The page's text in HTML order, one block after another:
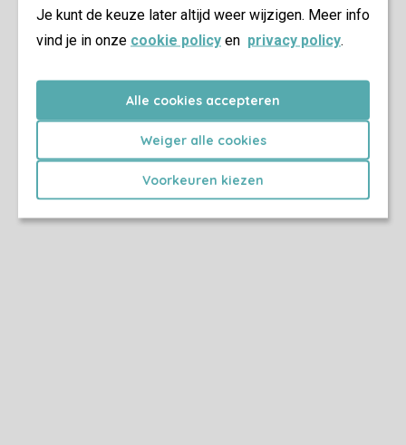
Je kunt de keuze later altijd weer wijzigen. Meer info
vind je in onze cookie policy en privacy policy.
Alle cookies accepteren
Weiger alle cookies
Voorkeuren kiezen